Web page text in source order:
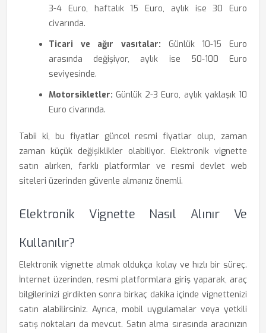
3-4 Euro, haftalık 15 Euro, aylık ise 30 Euro
civarında.
Ticari ve ağır vasıtalar: Günlük 10-15 Euro
arasında değişiyor, aylık ise 50-100 Euro
seviyesinde.
Motorsikletler: Günlük 2-3 Euro, aylık yaklaşık 10
Euro civarında.
Tabii ki, bu fiyatlar güncel resmi fiyatlar olup, zaman
zaman küçük değişiklikler olabiliyor. Elektronik vignette
satın alırken, farklı platformlar ve resmi devlet web
siteleri üzerinden güvenle almanız önemli.
Elektronik Vignette Nasıl Alınır Ve
Kullanılır?
Elektronik vignette almak oldukça kolay ve hızlı bir süreç.
İnternet üzerinden, resmi platformlara giriş yaparak, araç
bilgilerinizi girdikten sonra birkaç dakika içinde vignettenizi
satın alabilirsiniz. Ayrıca, mobil uygulamalar veya yetkili
satış noktaları da mevcut. Satın alma sırasında aracınızın